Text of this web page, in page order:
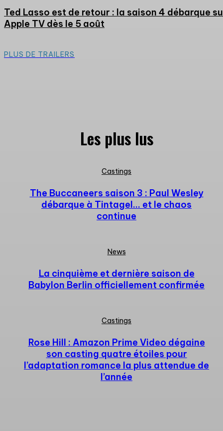
Ted Lasso est de retour : la saison 4 débarque
Apple TV dès le 5 août
PLUS DE TRAILERS
Les plus lus
Castings
The Buccaneers saison 3 : Paul Wesley
débarque à Tintagel… et le chaos
continue
News
La cinquième et dernière saison de
Babylon Berlin officiellement confirmée
Castings
Rose Hill : Amazon Prime Video dégaine
son casting quatre étoiles pour
l’adaptation romance la plus attendue de
l’année